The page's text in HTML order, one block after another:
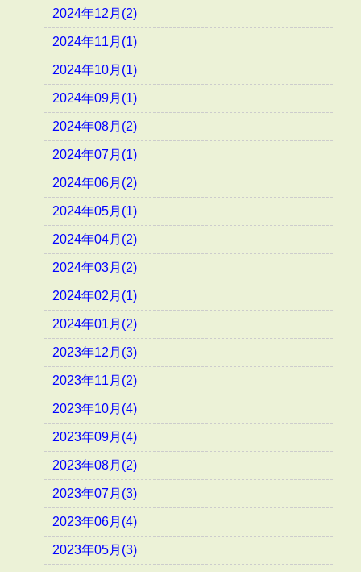
2024年12月(2)
2024年11月(1)
2024年10月(1)
2024年09月(1)
2024年08月(2)
2024年07月(1)
2024年06月(2)
2024年05月(1)
2024年04月(2)
2024年03月(2)
2024年02月(1)
2024年01月(2)
2023年12月(3)
2023年11月(2)
2023年10月(4)
2023年09月(4)
2023年08月(2)
2023年07月(3)
2023年06月(4)
2023年05月(3)